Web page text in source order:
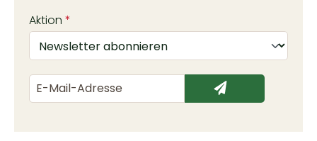
Aktion *